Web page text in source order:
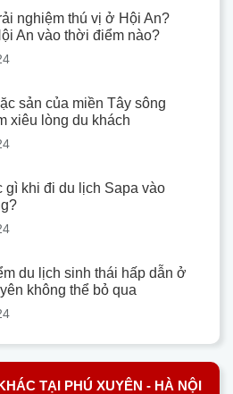
nghiệm thú vị ở Hội An?
An vào thời điểm nào?
sản của miền Tây sông
xiêu lòng du khách
gì khi đi du lịch Sapa vào
du lịch sinh thái hấp dẫn ở
không thể bỏ qua
TẠI PHÚ XUYÊN - HÀ NỘI